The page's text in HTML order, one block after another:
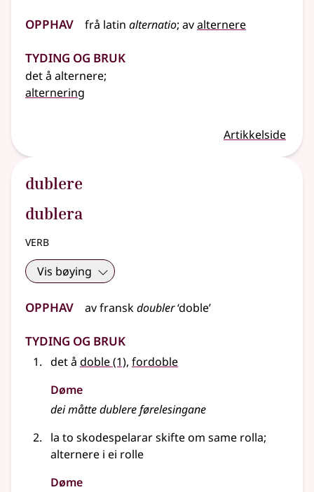
Opphav frå latin alternatio; avalternere
Tyding og bruk
det å alternere;
alternering
Artikkelside
dublere
dublera
verb
Vis bøying
Opphav avfranskdoubler‘doble’
Tyding og bruk
det å doble(1), fordoble
Døme
dei måtte dublere førelesingane
la to skodespelarar skifte om same rolla;
alternere i ei rolle
Døme